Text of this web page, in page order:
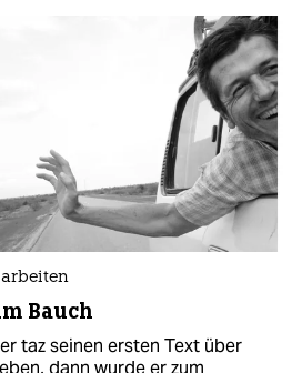
Bauch
taz seinen ersten Text über
dann wurde er zum